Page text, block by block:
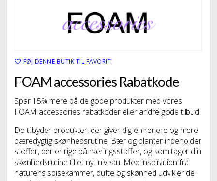
FØJ DENNE BUTIK TIL FAVORIT
FOAM accessories Rabatkode
Spar 15% mere på de gode produkter med vores
FOAM accessories rabatkoder eller andre gode tilbud.
De tilbyder produkter, der giver dig en renere og mere
bæredygtig skønhedsrutine. Bær og planter indeholder
stoffer, der er rige på næringsstoffer, og som tager din
skønhedsrutine til et nyt niveau. Med inspiration fra
naturens spisekammer, dufte og skønhed udvikler de